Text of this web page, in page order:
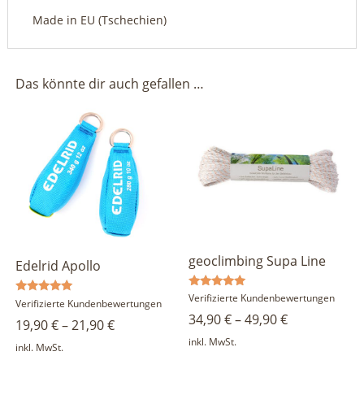
Made in EU (Tschechien)
Das könnte dir auch gefallen …
Edelrid Apollo
Bewertet
5.00
von 5
Verifizierte Kundenbewertungen
19,90€–21,90€
inkl. MwSt.
geoclimbing Supa Line
Bewertet
5.00
von 5
Verifizierte Kundenbewertungen
34,90€–49,90€
inkl. MwSt.